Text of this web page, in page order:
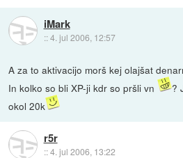
iMark
::4. jul 2006, 12:57
A za to aktivacijo morš kej olajšat
In kolko so bli XP-ji kdr so pršli vn
?
okol 20k
r5r
::4. jul 2006, 13:22